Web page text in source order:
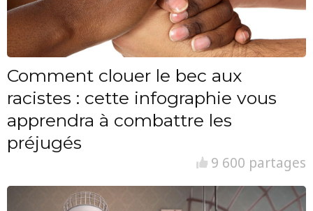
Comment clouer le bec aux
racistes : cette infographie vous
apprendra à combattre les
préjugés
9 600 partages